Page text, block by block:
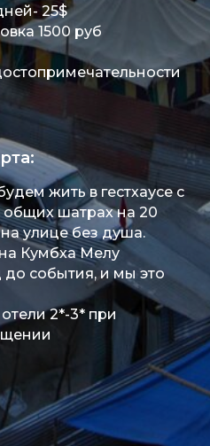
25$
1500 руб
жить в гестхаусе с
общих шатрах на 20
на улице без душа.
Кумбха Мелу
до события, и мы это
2*-3* при